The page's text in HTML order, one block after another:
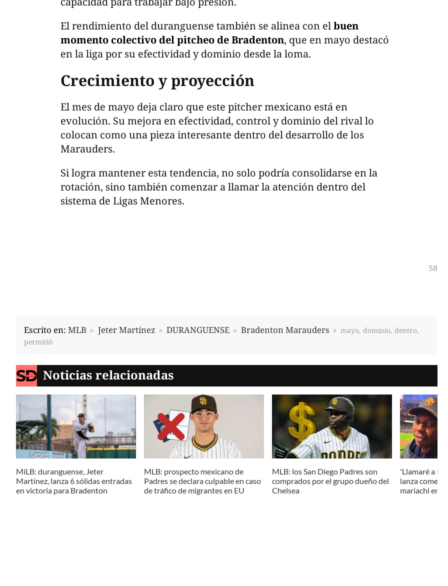
El rendimiento del duranguense también se alinea con elbuen
momento colectivo del pitcheo de Bradenton, que en mayo destacó
en la liga por su efectividad y dominio desde la loma.
Crecimiento y proyección
El mes de mayo deja claro que este pitcher mexicano está en
evolución. Su mejora en efectividad, control y dominio del rival lo
colocan como una pieza interesante dentro del desarrollo de los
Marauders.
Si logra mantener esta tendencia, no solo podría consolidarse en la
rotación, sino también comenzar a llamar la atención dentro del
sistema de Ligas Menores.
58
Escrito en: MLB Jeter Martínez DURANGUENSE Bradenton Marauders
mayo, dominio, dentro,
permitió
Noticias relacionadas
MiLB: duranguense, Jeter
Martínez, lanza 6 sólidas entradas
en victoria para Bradenton
MLB: prospecto mexicano de
Padres se declara culpable en caso
de tráfico de migrantes en EU
MLB: los San Diego Padres son
comprados por el grupo dueño del
Chelsea
'Llamaré a
lanza
mariachi en